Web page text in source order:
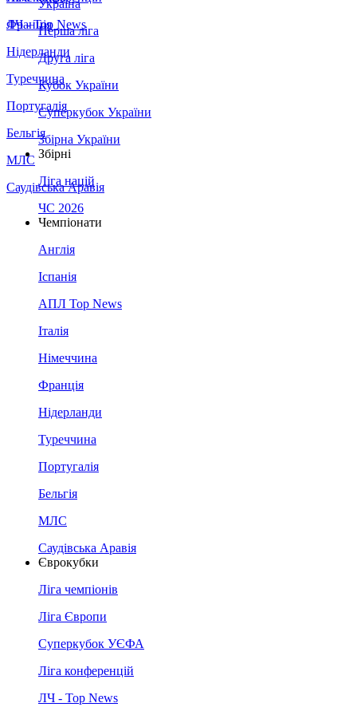
Франція
Нідерланди
Туреччина
Португалія
Бельгія
МЛС
Саудівська Аравія
ЛЧ - Top News
Україна
Перша ліга
Друга ліга
Кубок України
Суперкубок України
Збірна України
Збірні
Ліга націй
ЧС 2026
Чемпіонати
Англія
Іспанія
АПЛ Top News
Італія
Німеччина
Франція
Нідерланди
Туреччина
Португалія
Бельгія
МЛС
Саудівська Аравія
Єврокубки
Ліга чемпіонів
Ліга Європи
Суперкубок УЄФА
Ліга конференцій
ЛЧ - Top News